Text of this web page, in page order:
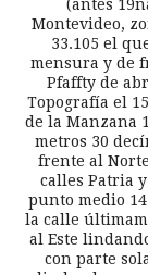
(antes
Montevideo,
33.105 el
mensura y de
Pfaffty de
Topografía el
de la Manzana
metros 30
frente al
calles Patria
punto medio
la calle
al Este
con parte